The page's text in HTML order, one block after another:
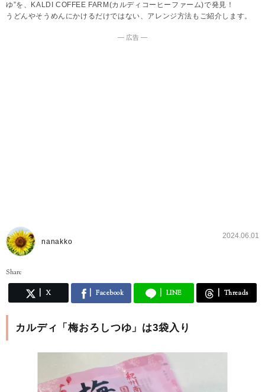
ゆ”を、KALDI COFFEE FARM(カルディコーヒーファーム)で発見！
うどんやそうめんにかけるだけではない、アレンジ方法もご紹介します。
― 広告 ―
nanakko
2024.06.01
Share
X Facebook LINE Threads
カルディ「梅おろしつゆ」は3袋入り